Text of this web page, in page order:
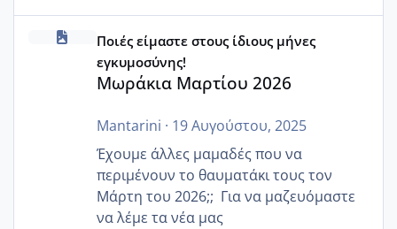
Μωράκια Μαρτίου 2026
Ποιές είμαστε στους ίδιους μήνες
εγκυμοσύνης!
Μωράκια Μαρτίου 2026
Mantarini · 19 Αυγούστου, 2025
Έχουμε άλλες μαμαδές που να
περιμένουν το θαυματάκι τους τον
Μάρτη του 2026;; Για να μαζευόμαστε
να λέμε τα νέα μας